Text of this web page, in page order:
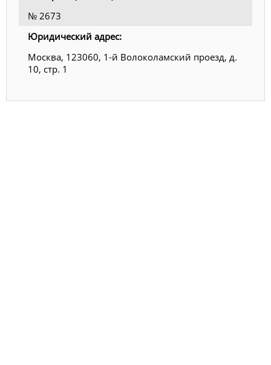
№ 2673
Юридический адрес:
Москва, 123060, 1-й Волоколамский проезд, д.
10, стр. 1